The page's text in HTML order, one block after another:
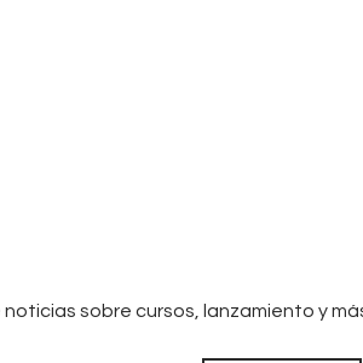
sobre cursos, lanzamiento y